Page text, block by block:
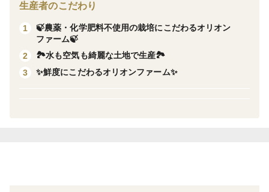
な葉ニンジン。
和・洋・中どんな料理にも馴染みやすく、一味違う仕上
がりになります。
どちらも生でも加熱でも楽しめる、使い勝手の良い野菜
生産者のこだわり
1
🍃農薬・化学肥料不使用の栽培にこだわるオリオン
ファーム🍃
2
🏞️水も空気も綺麗な土地で生産🏞️
3
✨鮮度にこだわるオリオンファーム✨